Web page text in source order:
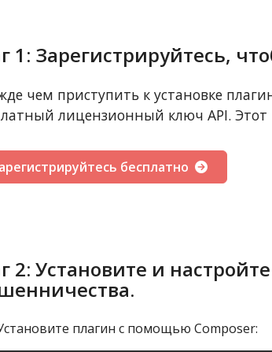
1: Зарегистрируйтесь,
чем приступить к установке
лицензионный ключ API.
бесплатно
2: Установите и
плагин с помощью Composer: